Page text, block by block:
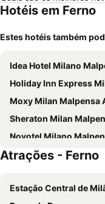
Hotéis em Ferno
Estes hotéis também
Idea Hotel Milano Malpensa
Holiday Inn Express Milan - Malpensa
Moxy Milan Malpensa
Sheraton Milan Malpensa Airport Hotel &
Novotel Milano Malpensa
B&B HOTEL Malpensa Lago
Hotel D120
Atrações - Ferno
Estação Central de